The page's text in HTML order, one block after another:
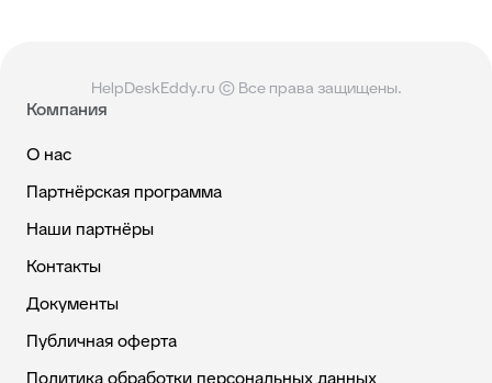
HelpDeskEddy.ru © Все права защищены.
Компания
О нас
Партнёрская программа
Наши партнёры
Контакты
Документы
Публичная оферта
Политика обработки персональных данных